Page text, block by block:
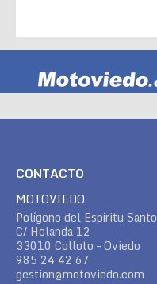
CONTACTO
MOTOVIEDO
Polígono del Espíritu Santo
C/ Holanda 12
33010 Colloto – Oviedo
985 24 42 67
gestion@motoviedo.com